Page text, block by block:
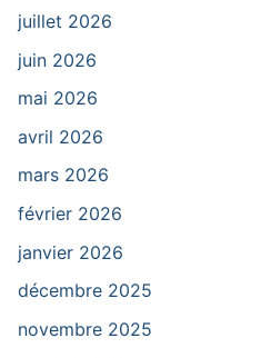
juillet 2026
juin 2026
mai 2026
avril 2026
mars 2026
février 2026
janvier 2026
décembre 2025
novembre 2025